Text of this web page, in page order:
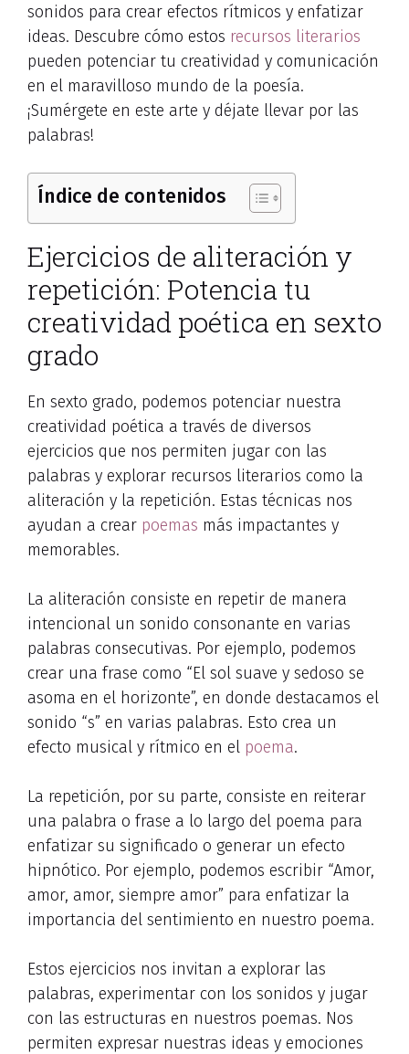
sonidos para crear efectos rítmicos y enfatizar
ideas. Descubre cómo estos recursos literarios
pueden potenciar tu creatividad y comunicación
en el maravilloso mundo de la poesía.
¡Sumérgete en este arte y déjate llevar por las
palabras!
Índice de contenidos
Ejercicios de aliteración y
repetición: Potencia tu
creatividad poética en sexto
grado
En sexto grado, podemos potenciar nuestra
creatividad poética a través de diversos
ejercicios que nos permiten jugar con las
palabras y explorar recursos literarios como la
aliteración y la repetición. Estas técnicas nos
ayudan a crear poemas más impactantes y
memorables.
La aliteración consiste en repetir de manera
intencional un sonido consonante en varias
palabras consecutivas. Por ejemplo, podemos
crear una frase como “El sol suave y sedoso se
asoma en el horizonte”, en donde destacamos el
sonido “s” en varias palabras. Esto crea un
efecto musical y rítmico en el poema.
La repetición, por su parte, consiste en reiterar
una palabra o frase a lo largo del poema para
enfatizar su significado o generar un efecto
hipnótico. Por ejemplo, podemos escribir “Amor,
amor, amor, siempre amor” para enfatizar la
importancia del sentimiento en nuestro poema.
Estos ejercicios nos invitan a explorar las
palabras, experimentar con los sonidos y jugar
con las estructuras en nuestros poemas. Nos
permiten expresar nuestras ideas y emociones